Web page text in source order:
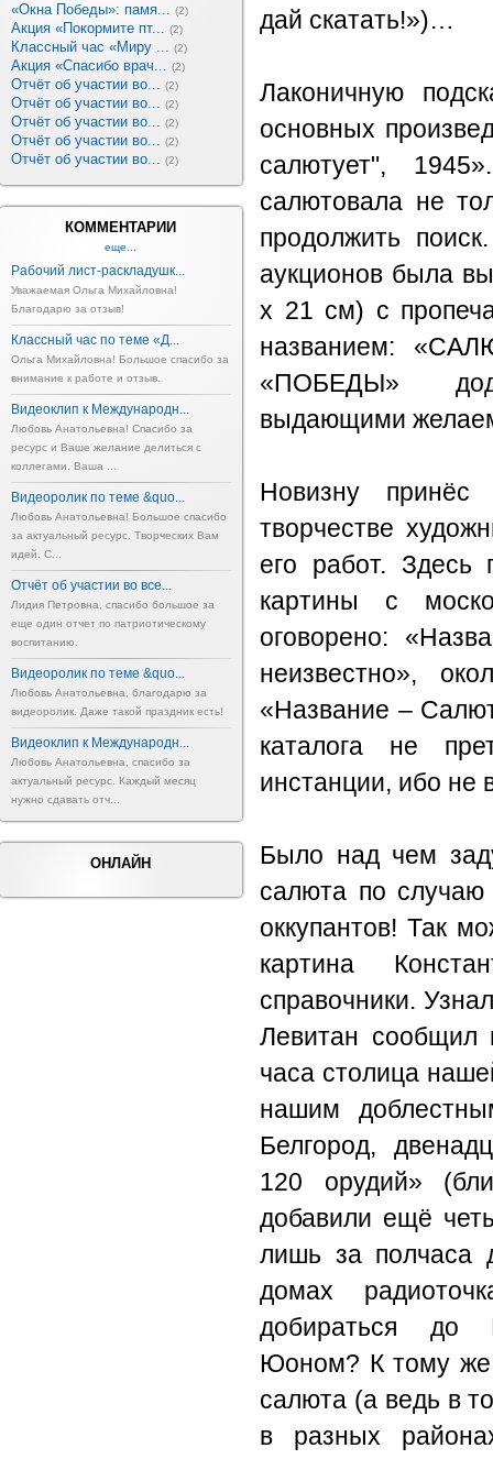
«Окна Победы»: памя... (2)
Акция «Покормите пт... (2)
Классный час «Миру ... (2)
Акция «Спасибо врач... (2)
Отчёт об участии во... (2)
Отчёт об участии во... (2)
Отчёт об участии во... (2)
Отчёт об участии во... (2)
Отчёт об участии во... (2)
КОММЕНТАРИИ
еще...
Рабочий лист-раскладушк...
Уважаемая Ольга Михайловна!
Благодарю за отзыв!
Классный час по теме «Д...
Ольга Михайловна! Большое спасибо за
внимание к работе и отзыв.
Видеоклип к Международн...
Любовь Анатольевна! Спасибо за
ресурс и Ваше желание делиться с
коллегами. Ваша ...
Видеоролик по теме &quo...
Любовь Анатольевна! Большое спасибо
за актуальный ресурс. Творческих Вам
идей. С...
Отчёт об участии во все...
Лидия Петровна, спасибо большое за
еще один отчет по патриотическому
воспитанию.
Видеоролик по теме &quo...
Любовь Анатольевна, благодарю за
видеоролик. Даже такой праздник есть!
Видеоклип к Международн...
Любовь Анатольевна, спасибо за
актуальный ресурс. Каждый месяц
нужно сдавать отч...
ОНЛАЙН
дай скатать!»)…
Лаконичную
основных
салютует",
салютовала не
продолжить
аукционов была
х 21 см) с
названием:
«ПОБЕДЫ»
выдающими
Новизну
творчестве
его работ. Здесь
картины с
оговорено:
неизвестно»,
«Название –
каталога не
инстанции, ибо не
Было над чем
салюта по
оккупантов! Так
картина
справочники.
Левитан сообщил
часа столица
нашим
Белгород,
120 орудий»
добавили ещё
лишь за полчаса
домах
добираться до
Юоном? К тому
салюта (а ведь в
в разных